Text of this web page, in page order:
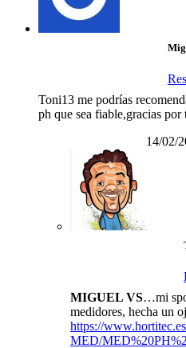
Toni13 me podrías
ph que sea fiable,gracias por
14/02/
MIGUEL VS…mi
medidores, hecha un
https://
MED/